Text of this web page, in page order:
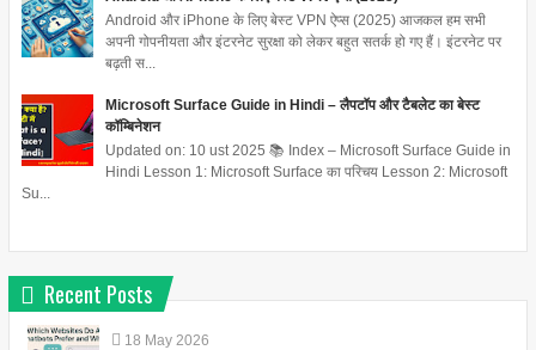
Android और iPhone के लिए बेस्ट VPN ऐप्स (2025) आजकल हम सभी
अपनी गोपनीयता और इंटरनेट सुरक्षा को लेकर बहुत सतर्क हो गए हैं। इंटरनेट पर
बढ़ती स...
Microsoft Surface Guide in Hindi – लैपटॉप और टैबलेट का बेस्ट
कॉम्बिनेशन
Updated on: 10 ust 2025 📚 Index – Microsoft Surface Guide in
Hindi Lesson 1: Microsoft Surface का परिचय Lesson 2: Microsoft
Su...
Recent Posts
18 May 2026